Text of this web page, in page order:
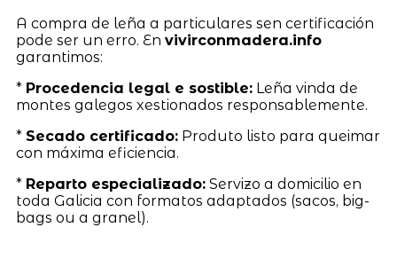
A compra de leña a particulares sen certificación
pode ser un erro. En vivirconmadera.info
garantimos:
* Procedencia legal e sostible:Leña vinda de
montes galegos xestionados responsablemente.
* Secado certificado:Produto listo para queimar
con máxima eficiencia.
* Reparto especializado:Servizo a domicilio en
toda Galicia con formatos adaptados (sacos, big-
bags ou a granel).